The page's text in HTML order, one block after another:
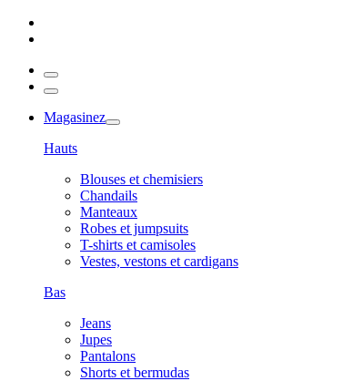
Magasinez
Hauts
Blouses et chemisiers
Chandails
Manteaux
Robes et jumpsuits
T-shirts et camisoles
Vestes, vestons et cardigans
Bas
Jeans
Jupes
Pantalons
Shorts et bermudas